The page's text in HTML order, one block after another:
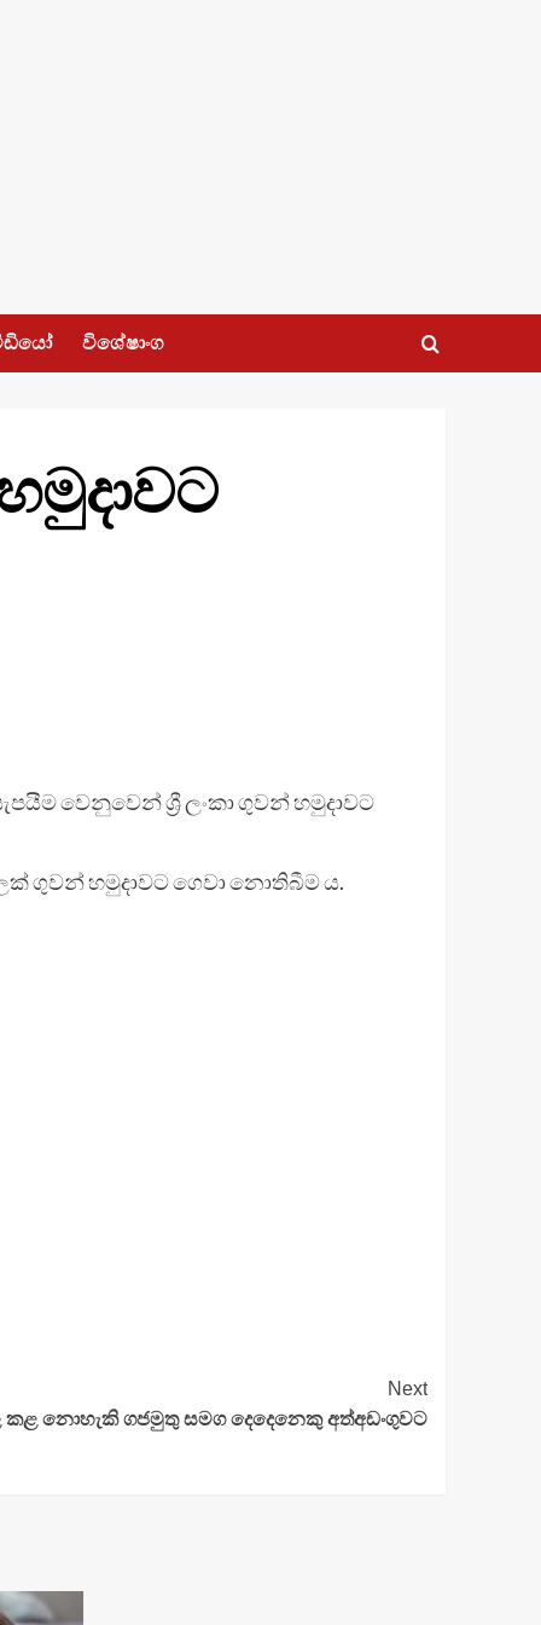
විශේෂාංග
වෙනුවෙන් ශ්‍රී ලංකා ගුවන් හමුදාවට
ගුවන් හමුදාවට ගෙවා නොතිබීම ය.
Next
කළ නොහැකි ගජමුතු සමග දෙදෙනෙකු අත්අඩංගුවට